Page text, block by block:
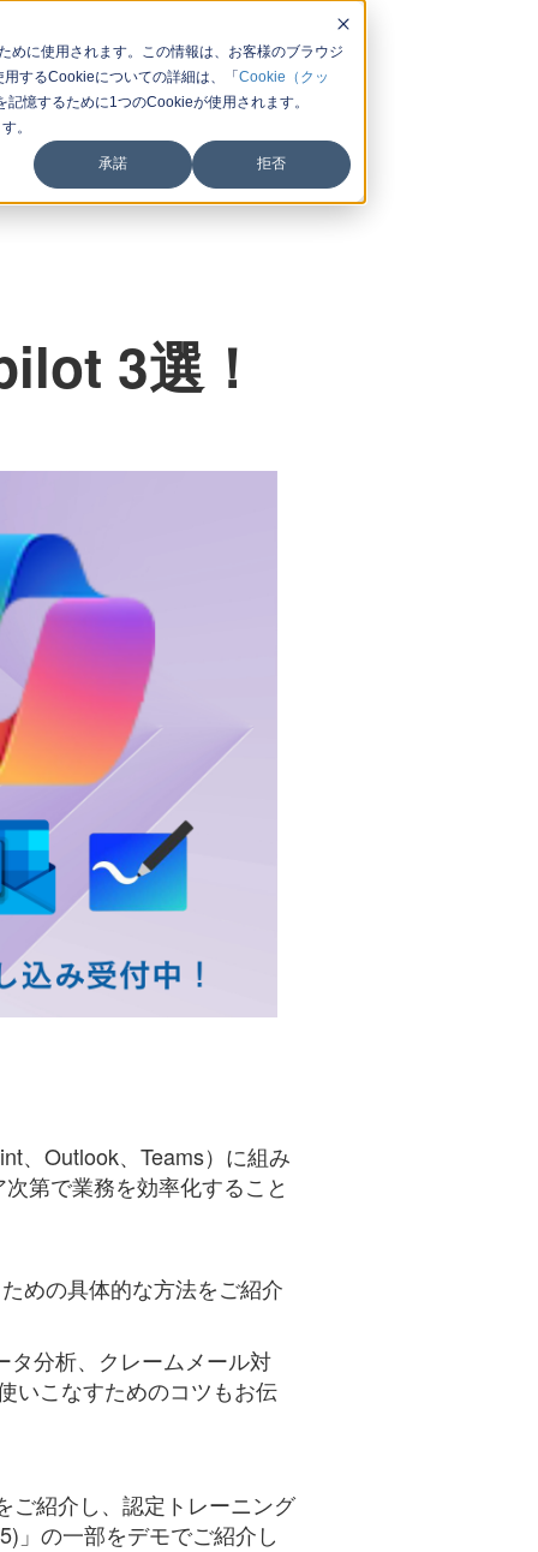
に使用されます。この情報は、お客様のブラウジ
するCookieについての詳細は、「 Cookie（クッ
憶するために1つのCookieが使用されます。
。
承諾 拒否
3選！
、Outlook、Teams）に組み
第で業務を効率化すること
めの具体的な方法をご紹介
タ分析、クレームメール対
いこなすためのコツもお伝
ご紹介し、認定トレーニング
」の一部をデモでご紹介し